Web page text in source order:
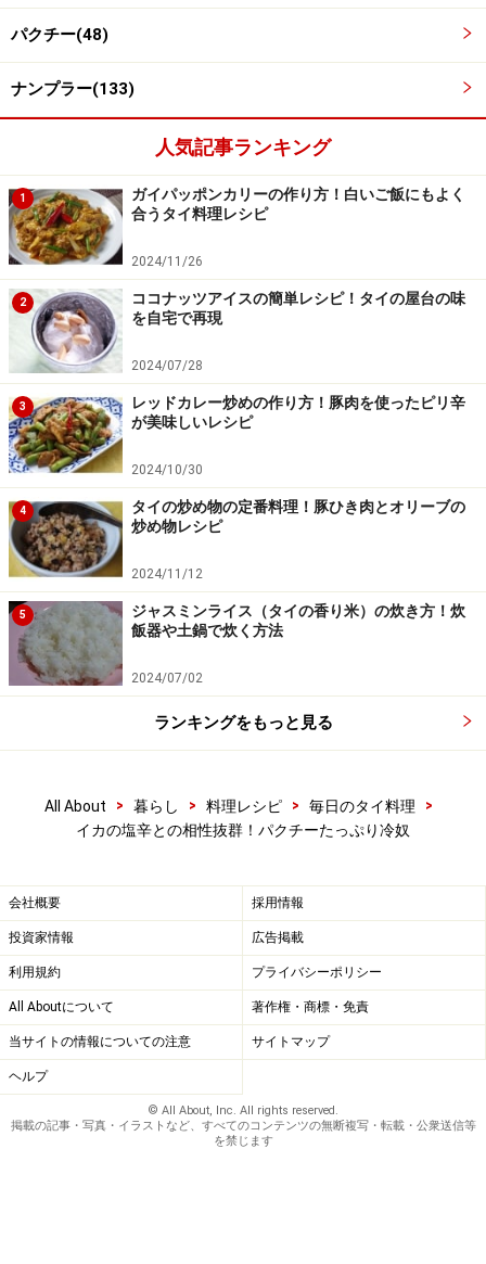
パクチー(48)
ナンプラー(133)
人気記事ランキング
1
ガイパッポンカリーの作り方！白いご飯にもよく
合うタイ料理レシピ
2024/11/26
2
ココナッツアイスの簡単レシピ！タイの屋台の味
を自宅で再現
2024/07/28
3
レッドカレー炒めの作り方！豚肉を使ったピリ辛
が美味しいレシピ
2024/10/30
4
タイの炒め物の定番料理！豚ひき肉とオリーブの
炒め物レシピ
2024/11/12
5
ジャスミンライス（タイの香り米）の炊き方！炊
飯器や土鍋で炊く方法
2024/07/02
ランキングをもっと見る
All About > 暮らし > 料理レシピ > 毎日のタイ料理
>
イカの塩辛との相性抜群！パクチーたっぷり冷奴
会社概要 採用情報
投資家情報 広告掲載
利用規約 プライバシーポリシー
All Aboutについて 著作権・商標・免責
当サイトの情報についての注意 サイトマップ
ヘルプ
© All About, Inc. All rights reserved.
掲載の記事・写真・イラストなど、すべてのコンテンツの無断複写・転載・公衆送信等
を禁じます